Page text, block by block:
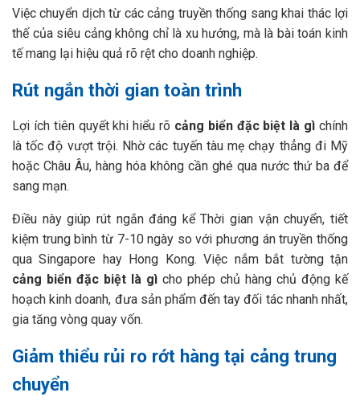
Việc chuyển dịch từ các cảng truyền thống sang khai thác lợi
thế của siêu cảng không chỉ là xu hướng, mà là bài toán kinh
tế mang lại hiệu quả rõ rệt cho doanh nghiệp.
Rút ngắn thời gian toàn trình
Lợi ích tiên quyết khi hiểu rõ cảng biển đặc biệt là gìchính
là tốc độ vượt trội. Nhờ các tuyến tàu mẹ chạy thẳng đi Mỹ
hoặc Châu Âu, hàng hóa không cần ghé qua nước thứ ba để
sang mạn.
Điều này giúp rút ngắn đáng kể Thời gian vận chuyển, tiết
kiệm trung bình từ 7-10 ngày so với phương án truyền thống
qua Singapore hay Hong Kong. Việc nắm bắt tường tận
cảng biển đặc biệt là gì cho phép chủ hàng chủ động kế
hoạch kinh doanh, đưa sản phẩm đến tay đối tác nhanh nhất,
gia tăng vòng quay vốn.
Giảm thiểu rủi ro rớt hàng tại cảng trung
chuyển